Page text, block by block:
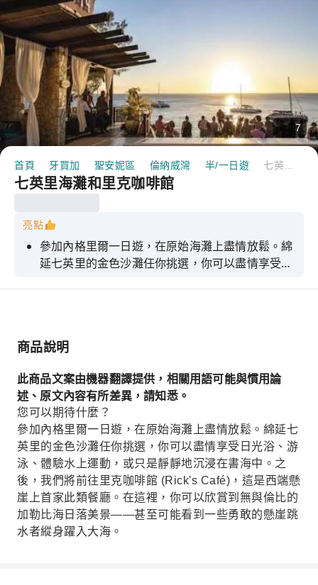
7
首頁 牙買加 聖安妮區 倫納威灣 半/一日遊
七英里海灘和里克咖啡館
亮點
參加內格里爾一日遊，在原始海灘上盡情放鬆。綿
延七英里的金色沙灘任你挑選，你可以盡情享受日
至可能看到一些勇敢的懸崖跳水者縱身躍入大海。
商品說明
此商品文案由機器翻譯提供，相關用語可能與慣用論
述、原文內容有所差異，請知悉。
您可以期待什麼？
參加內格里爾一日遊，在原始海灘上盡情放鬆。綿延七
英里的金色沙灘任你挑選，你可以盡情享受日光浴、游
泳、體驗水上運動，或只是靜靜地沉浸在書海中。之
後，我們將前往里克咖啡館 (Rick's Café)，這是西端懸
崖上首家此類餐廳。在這裡，你可以欣賞到無與倫比的
加勒比海日落美景——甚至可能看到一些勇敢的懸崖跳
水者縱身躍入大海。